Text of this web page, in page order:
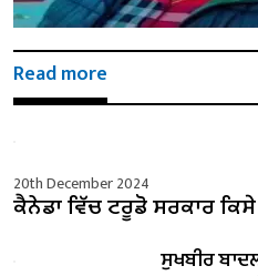
Read more
20th December 2024
ਕੈਨੇਡਾ ਵਿੱਚ ਟਰੂਡੋ ਸਰਕਾਰ
ਸੁਖਬੀਰ